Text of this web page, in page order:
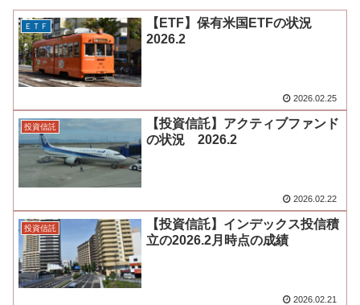
ＥＴＦ
【ETF】保有米国ETFの状況
2026.2
2026.02.25
投資信託
【投資信託】アクティブファンド
の状況 2026.2
2026.02.22
投資信託
【投資信託】インデックス投信積
立の2026.2月時点の成績
2026.02.21